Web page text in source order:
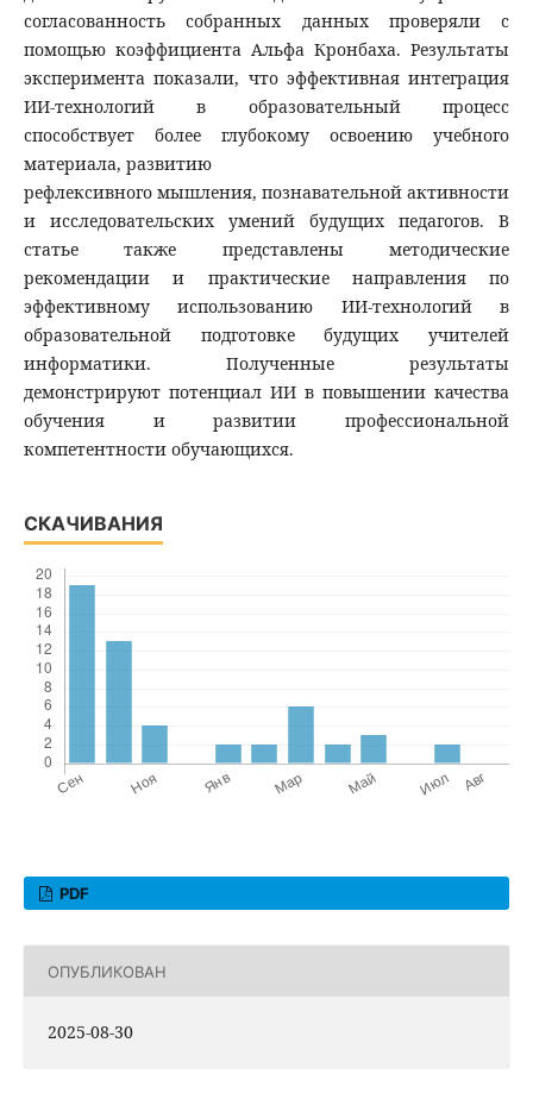
согласованность собранных данных проверяли с
помощью коэффициента Альфа Кронбаха. Результаты
эксперимента показали, что эффективная интеграция
ИИ-технологий в образовательный процесс
способствует более глубокому освоению учебного
материала, развитию
рефлексивного мышления, познавательной активности
и исследовательских умений будущих педагогов. В
статье также представлены методические
рекомендации и практические направления по
эффективному использованию ИИ-технологий в
образовательной подготовке будущих учителей
информатики. Полученные результаты
демонстрируют потенциал ИИ в повышении качества
обучения и развитии профессиональной
компетентности обучающихся.
СКАЧИВАНИЯ
PDF
ОПУБЛИКОВАН
2025-08-30